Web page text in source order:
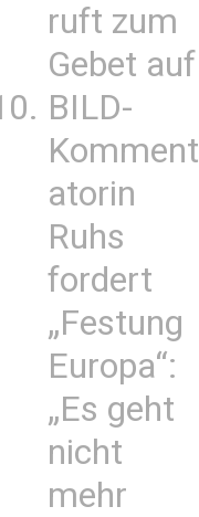
ruft zum
Gebet auf
BILD-
Komment
atorin
Ruhs
fordert
„Festung
Europa“:
„Es geht
nicht
mehr